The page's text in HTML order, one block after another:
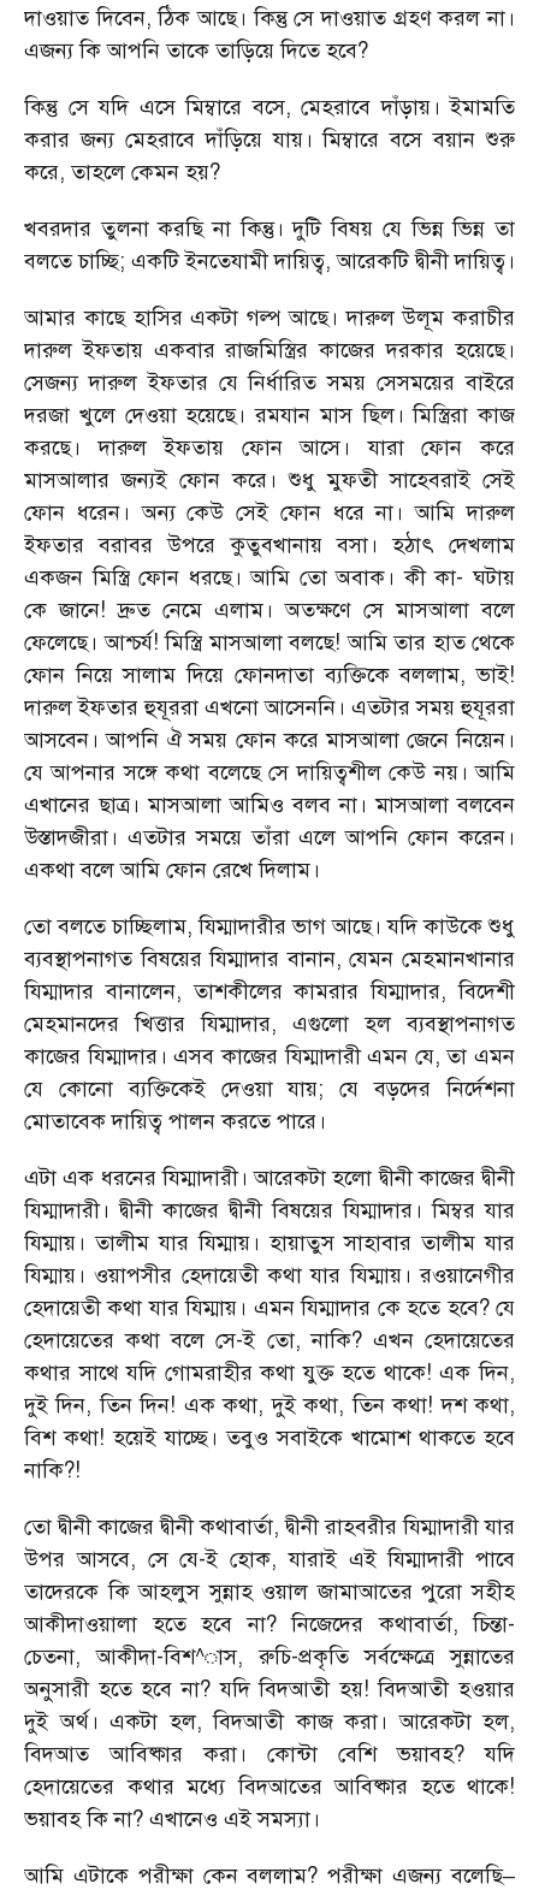
দাওয়াত দিবেন, ঠিক আছে। কিন্তু সে দাওয়াত গ্রহণ করল না।
এজন্য কি আপনি তাকে তাড়িয়ে দিতে হবে?
কিন্তু সে যদি এসে মিম্বারে বসে, মেহরাবে দাঁড়ায়। ইমামতি
করার জন্য মেহরাবে দাঁড়িয়ে যায়। মিম্বারে বসে বয়ান শুরু
করে, তাহলে কেমন হয়?
খবরদার তুলনা করছি না কিন্তু। দুটি বিষয় যে ভিন্ন ভিন্ন তা
বলতে চাচ্ছি; একটি ইনতেযামী দায়িত্ব, আরেকটি দ্বীনী দায়িত্ব।
আমার কাছে হাসির একটা গল্প আছে। দারুল উলূম করাচীর
দারুল ইফতায় একবার রাজমিস্ত্রির কাজের দরকার হয়েছে।
সেজন্য দারুল ইফতার যে নির্ধারিত সময় সেসময়ের বাইরে
দরজা খুলে দেওয়া হয়েছে। রমযান মাস ছিল। মিস্ত্রিরা কাজ
করছে। দারুল ইফতায় ফোন আসে। যারা ফোন করে
মাসআলার জন্যই ফোন করে। শুধু মুফতী সাহেবরাই সেই
ফোন ধরেন। অন্য কেউ সেই ফোন ধরে না। আমি দারুল
ইফতার বরাবর উপরে কুতুবখানায় বসা। হঠাৎ দেখলাম
একজন মিস্ত্রি ফোন ধরছে। আমি তো অবাক। কী কা- ঘটায়
কে জানে! দ্রুত নেমে এলাম। অতক্ষণে সে মাসআলা বলে
ফেলেছে। আশ্চর্য! মিস্ত্রি মাসআলা বলছে! আমি তার হাত থেকে
ফোন নিয়ে সালাম দিয়ে ফোনদাতা ব্যক্তিকে বললাম, ভাই!
দারুল ইফতার হুযূররা এখনো আসেননি। এতটার সময় হুযূররা
আসবেন। আপনি ঐ সময় ফোন করে মাসআলা জেনে নিয়েন।
যে আপনার সঙ্গে কথা বলেছে সে দায়িত্বশীল কেউ নয়। আমি
এখানের ছাত্র। মাসআলা আমিও বলব না। মাসআলা বলবেন
উস্তাদজীরা। এতটার সময়ে তাঁরা এলে আপনি ফোন করেন।
একথা বলে আমি ফোন রেখে দিলাম।
তো বলতে চাচ্ছিলাম, যিম্মাদারীর ভাগ আছে। যদি কাউকে শুধু
ব্যবস্থাপনাগত বিষয়ের যিম্মাদার বানান, যেমন মেহমানখানার
যিম্মাদার বানালেন, তাশকীলের কামরার যিম্মাদার, বিদেশী
মেহমানদের খিত্তার যিম্মাদার, এগুলো হল ব্যবস্থাপনাগত
কাজের যিম্মাদার। এসব কাজের যিম্মাদারী এমন যে, তা এমন
যে কোনো ব্যক্তিকেই দেওয়া যায়; যে বড়দের নির্দেশনা
মোতাবেক দায়িত্ব পালন করতে পারে।
এটা এক ধরনের যিম্মাদারী। আরেকটা হলো দ্বীনী কাজের দ্বীনী
যিম্মাদারী। দ্বীনী কাজের দ্বীনী বিষয়ের যিম্মাদার। মিম্বর যার
যিম্মায়। তালীম যার যিম্মায়। হায়াতুস সাহাবার তালীম যার
যিম্মায়। ওয়াপসীর হেদায়েতী কথা যার যিম্মায়। রওয়ানেগীর
হেদায়েতী কথা যার যিম্মায়। এমন যিম্মাদার কে হতে হবে? যে
হেদায়েতের কথা বলে সে-ই তো, নাকি? এখন হেদায়েতের
কথার সাথে যদি গোমরাহীর কথা যুক্ত হতে থাকে! এক দিন,
দুই দিন, তিন দিন! এক কথা, দুই কথা, তিন কথা! দশ কথা,
বিশ কথা! হয়েই যাচ্ছে। তবুও সবাইকে খামোশ থাকতে হবে
নাকি?!
তো দ্বীনী কাজের দ্বীনী কথাবার্তা, দ্বীনী রাহবরীর যিম্মাদারী যার
উপর আসবে, সে যে-ই হোক, যারাই এই যিম্মাদারী পাবে
তাদেরকে কি আহলুস সুন্নাহ ওয়াল জামাআতের পুরো সহীহ
আকীদাওয়ালা হতে হবে না? নিজেদের কথাবার্তা, চিন্তা-
চেতনা, আকীদা-বিশ^াস, রুচি-প্রকৃতি সর্বক্ষেত্রে সুন্নাতের
অনুসারী হতে হবে না? যদি বিদআতী হয়! বিদআতী হওয়ার
দুই অর্থ। একটা হল, বিদআতী কাজ করা। আরেকটা হল,
বিদআত আবিষ্কার করা। কোন্টা বেশি ভয়াবহ? যদি
হেদায়েতের কথার মধ্যে বিদআতের আবিষ্কার হতে থাকে!
ভয়াবহ কি না? এখানেও এই সমস্যা।
আমি এটাকে পরীক্ষা কেন বললাম? পরীক্ষা এজন্য বলেছি–